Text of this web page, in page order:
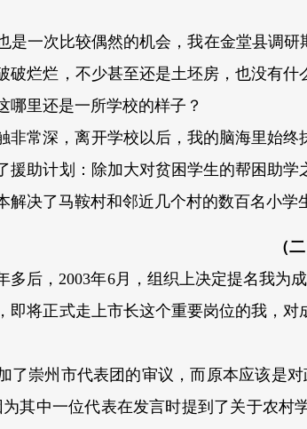
是一次比较偶然的机会，我在金堂县调
破烂烂，不少甚至还是土坯房，也没有
哪里还是一所学校的样子？
非常深，离开学校以后，我的脑海里始
援助计划：除加大对贫困学生的帮困助
解决了马鞍村和邻近几个村的数百名小学
（
多后，2003年6月，组织上决定提名我为
即将正式走上市长这个重要岗位的我，
了崇州市代表团的审议，而原本应该是
其中一位代表在发言时提到了关于农